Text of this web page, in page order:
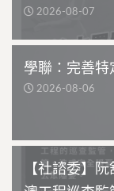
2026-08-07
學聯：完善特
2026-08-06
【社諮委】